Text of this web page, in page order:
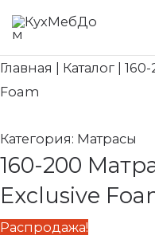
Перейти
содержимому
Главная Каталог
Foam
Категория: Матрасы
160-200
Exclusive
Распродажа!
составляла
120
Search...